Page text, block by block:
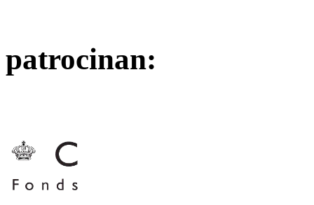
patrocinan: